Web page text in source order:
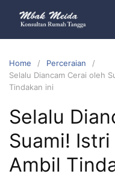
Home
Perceraian
Selalu Diancam Cerai oleh
Tindakan ini
Selalu
Suami!
Ambil